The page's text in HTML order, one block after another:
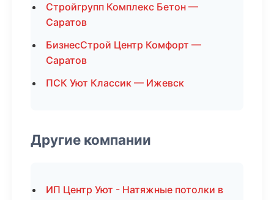
Стройгрупп Комплекс Бетон —
Саратов
БизнесСтрой Центр Комфорт —
Саратов
ПСК Уют Классик — Ижевск
Другие компании
ИП Центр Уют - Натяжные потолки в